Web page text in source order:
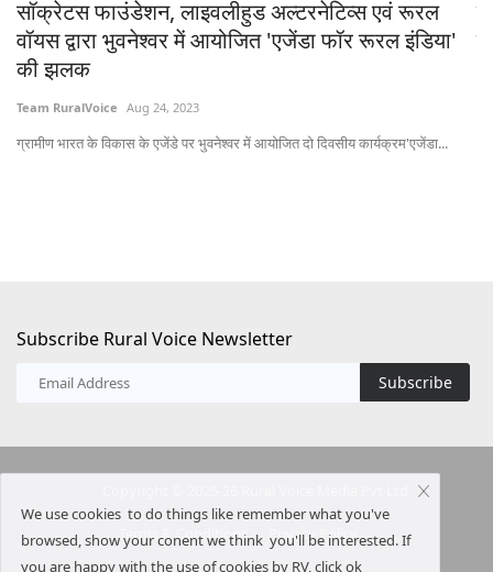
सॉक्रेटस फाउंडेशन, लाइवलीहुड अल्टरनेटिव्स एवं रूरल
वॉयस द्वारा भुवनेश्वर में आयोजित 'एजेंडा फॉर रूरल इंडिया'
की झलक
Team RuralVoice Aug 24, 2023
ग्रामीण भारत के विकास के एजेंडे पर भुवनेश्वर में आयोजित दो दिवसीय कार्यक्रम'एजेंडा...
Subscribe Rural Voice Newsletter
Subscribe
Terms & Conditions Privacy Policy
We use cookies to do things like remember what you've
browsed, show your conent we think you'll be interested. If
you are happy with the use of cookies by RV, click ok